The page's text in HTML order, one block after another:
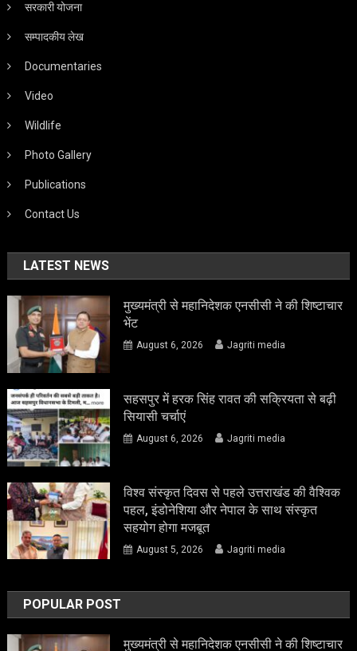
सरकारी योजना
सम्पादकीय लेख
Documentaries
Video
Wildlife
Photo Gallery
Publications
Contact Us
LATEST NEWS
मुख्यमंत्री से महानिदेशक एनसीसी ने की शिष्टाचार
भेंट
August 6, 2026 Jagriti media
सहसपुर में हरक सिंह रावत की सक्रियता से बढ़ी
सियासी चर्चाएं
August 6, 2026 Jagriti media
विश्व संस्कृत दिवस से पहले उत्तराखंड की वैश्विक
पहल, इंडोनेशिया और नेपाल के साथ संस्कृत
सहयोग होगा मजबूत
August 5, 2026 Jagriti media
POPULAR POST
मुख्यमंत्री से महानिदेशक एनसीसी ने की शिष्टाचार